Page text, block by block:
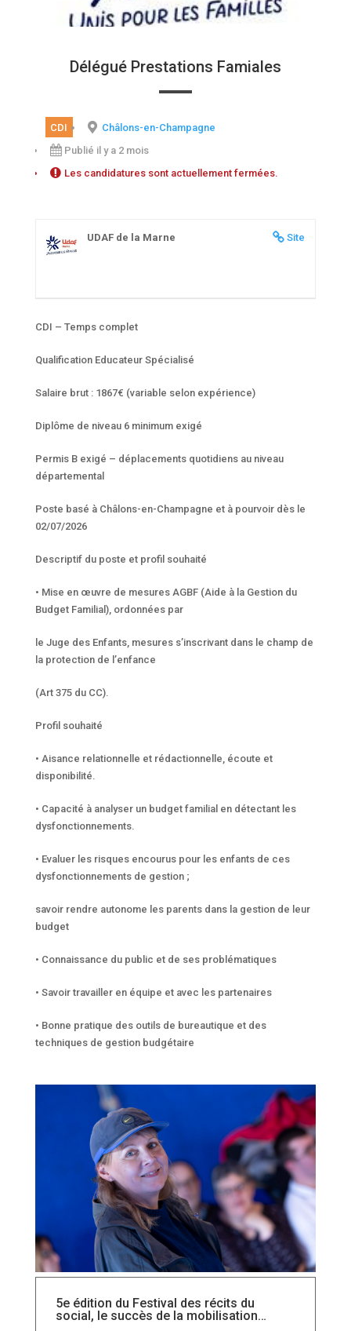
Délégué Prestations Famiales
CDI
Châlons-en-Champagne
Publié il y a 2 mois
Les candidatures sont actuellement fermées.
Site
UDAF de la Marne
CDI – Temps complet
Qualification Educateur Spécialisé
Salaire brut : 1867€ (variable selon expérience)
Diplôme de niveau 6 minimum exigé
Permis B exigé – déplacements quotidiens au niveau
départemental
Poste basé à Châlons-en-Champagne et à pourvoir dès le
02/07/2026
Descriptif du poste et profil souhaité
• Mise en œuvre de mesures AGBF (Aide à la Gestion du
Budget Familial), ordonnées par
le Juge des Enfants, mesures s’inscrivant dans le champ de
la protection de l’enfance
(Art 375 du CC).
Profil souhaité
• Aisance relationnelle et rédactionnelle, écoute et
disponibilité.
• Capacité à analyser un budget familial en détectant les
dysfonctionnements.
• Evaluer les risques encourus pour les enfants de ces
dysfonctionnements de gestion ;
savoir rendre autonome les parents dans la gestion de leur
budget
• Connaissance du public et de ses problématiques
• Savoir travailler en équipe et avec les partenaires
• Bonne pratique des outils de bureautique et des
techniques de gestion budgétaire
5e édition du Festival des récits du
social, le succès de la mobilisation…